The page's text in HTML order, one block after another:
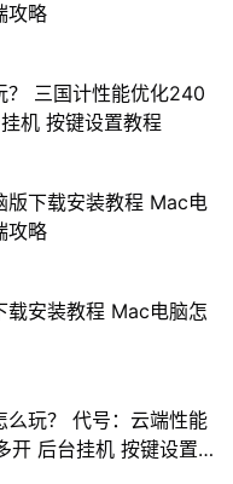
攻略
？ 三国计性能优化240
机 按键设置教程
版下载安装教程 Mac电
攻略
载安装教程 Mac电脑怎
么玩？ 代号：云端性能
开 后台挂机 按键设置